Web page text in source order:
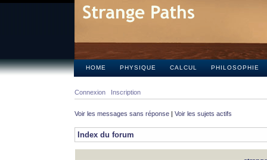
HOME PHYSIQUE CALCUL PHILOSOPHIE
Connexion Inscription
Voir les messages sans réponse | Voir les sujets actifs
Index du forum